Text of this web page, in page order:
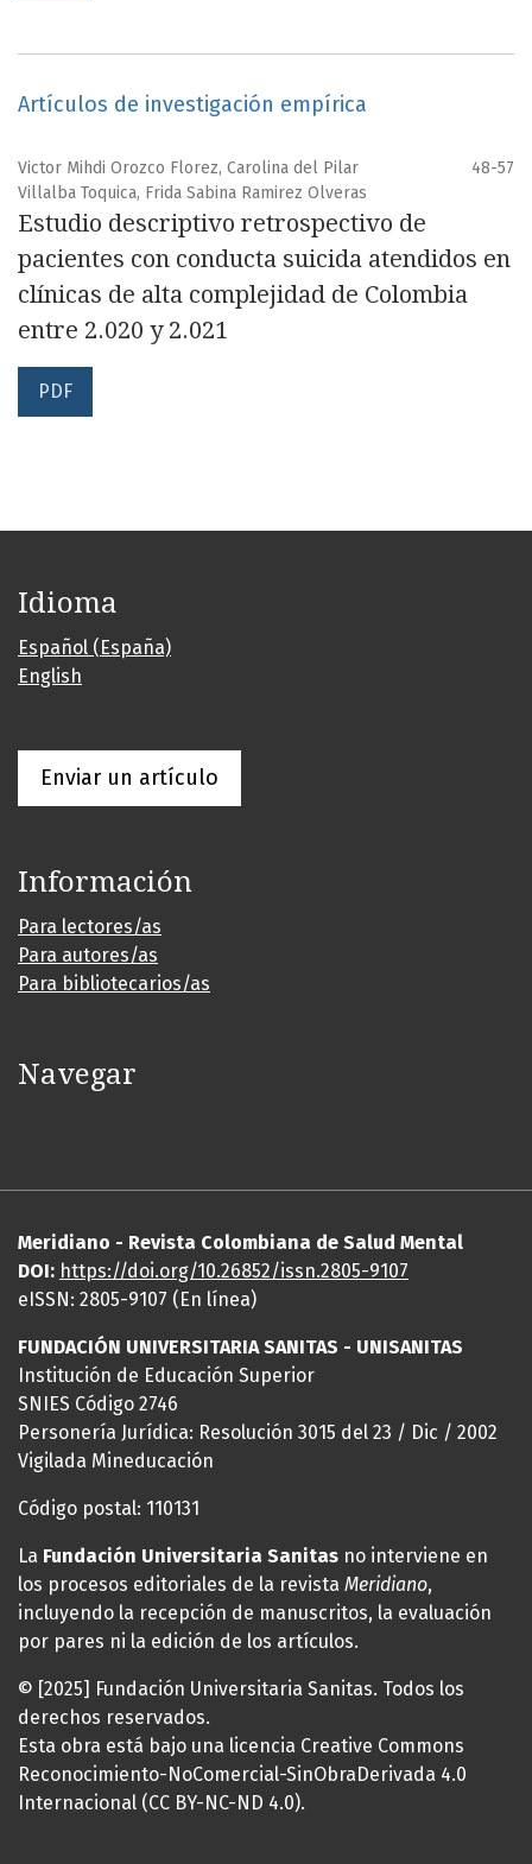
Artículos de investigación empírica
Victor Mihdi Orozco Florez, Carolina del Pilar
Villalba Toquica, Frida Sabina Ramirez Olveras
48-57
Estudio descriptivo retrospectivo de
pacientes con conducta suicida atendidos en
clínicas de alta complejidad de Colombia
entre 2.020 y 2.021
PDF
Idioma
Español (España)
English
Enviar un artículo
Información
Para lectores/as
Para autores/as
Para bibliotecarios/as
Navegar
Meridiano - Revista Colombiana de Salud Mental
DOI: https://doi.org/10.26852/issn.2805-9107
eISSN: 2805-9107 (En línea)
FUNDACIÓN UNIVERSITARIA SANITAS - UNISANITAS
Institución de Educación Superior
SNIES Código 2746
Personería Jurídica: Resolución 3015 del 23 / Dic / 2002
Vigilada Mineducación
Código postal: 110131
La Fundación Universitaria Sanitas no interviene en
los procesos editoriales de la revista Meridiano,
incluyendo la recepción de manuscritos, la evaluación
por pares ni la edición de los artículos.
© [2025] Fundación Universitaria Sanitas. Todos los
derechos reservados.
Esta obra está bajo una licencia Creative Commons
Reconocimiento-NoComercial-SinObraDerivada 4.0
Internacional (CC BY-NC-ND 4.0).